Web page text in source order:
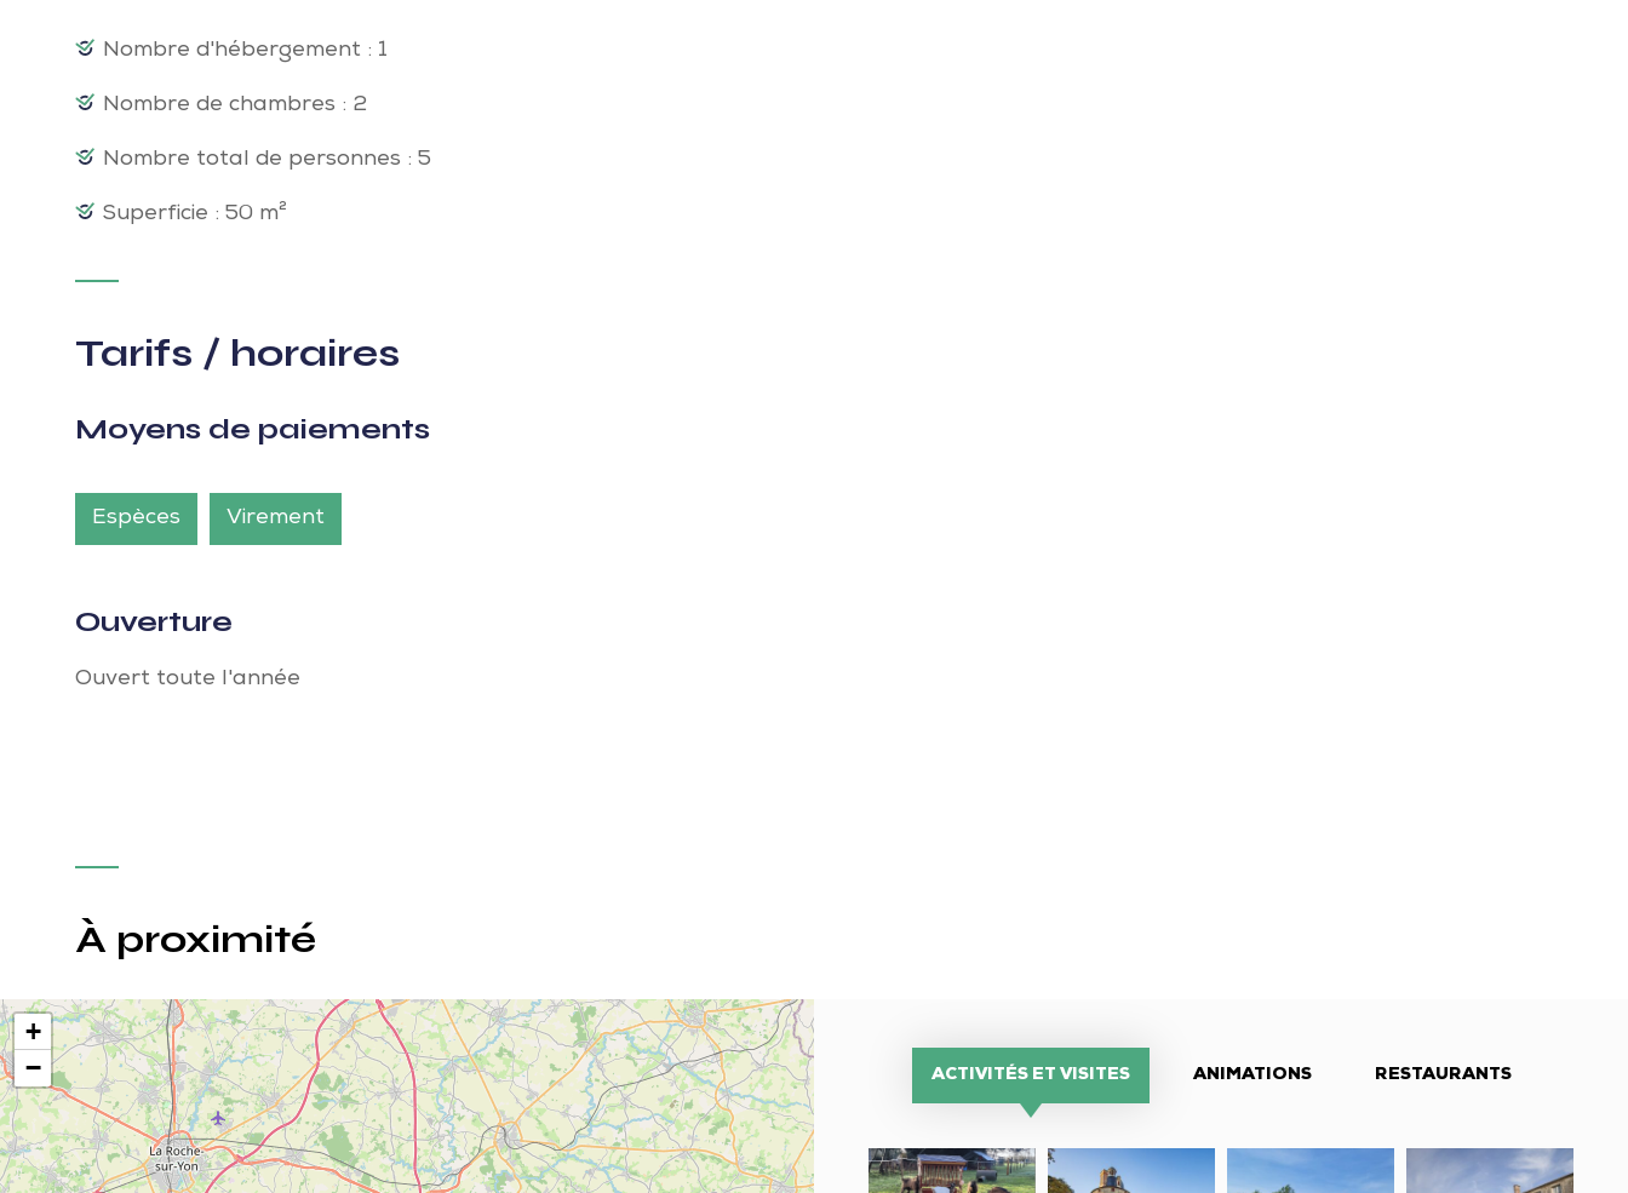
Nombre d'hébergement : 1
Nombre de chambres : 2
Nombre total de personnes : 5
Superficie : 50 m²
Tarifs / horaires
Moyens de paiements
Espèces Virement
Ouverture
Ouvert toute l'année
À proximité
+
−
ACTIVITÉS ET VISITES ANIMATIONS RESTAURANTS
Ferme Château Espace Logis